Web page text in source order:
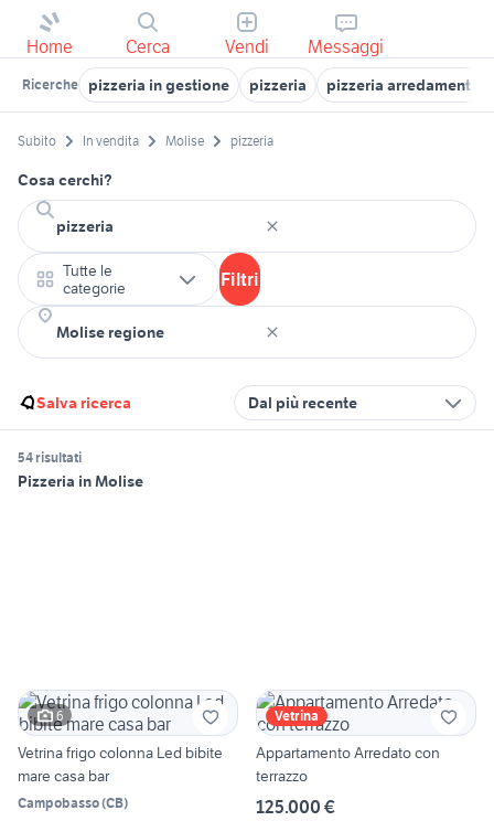
Home Cerca Vendi Messaggi
Ricerche pizzeria in gestione pizzeria pizzeria arredamento
Subito In vendita Molise pizzeria
Cosa cerchi?
Tutte le
categorie
Filtri
Salva ricerca Dal più recente
54 risultati
Pizzeria in Molise
6
Vetrina frigo colonna Led bibite
mare casa bar
Campobasso(CB)
Vetrina
Appartamento Arredato con
terrazzo
125.000 €